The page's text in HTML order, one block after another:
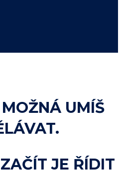
UMÍŠ
JE ŘÍDIT